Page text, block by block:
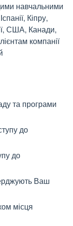
навчальними
Кіпру,
США, Канади,
компанії
та програми
до
до
Ваш
місця